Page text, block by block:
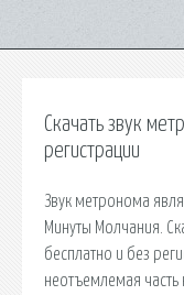
Скачать звук
регистрации
Звук метронома
Минуты Молчания.
бесплатно и без
неотъемлемая